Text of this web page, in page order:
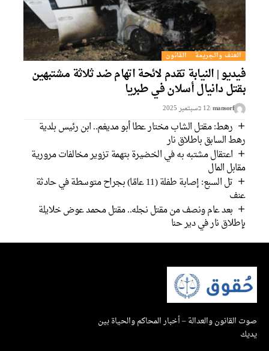
العنف والجريمة القانون
فيديو | النيابة تقدم لائحة اتهام ضد ثلاثة مشتبهين
بقتل دانيال أسلان في طبريا
mansorf 12 בسبتمبر 2025
رهط: مقتل الشاب مختار عطا أبو مديغم.. ابن رئيس بلدية
رهط السابق باطلاق نار
اعتقال مشتبه به في الخضيرة بتهمة تزوير مخالفات مرورية
مقابل المال
تل السبع: إصابة طفلة (11 عامًا) بجراح متوسطة في حادثة
عنف
بعد عام ونصف من مقتل نجله.. مقتل محمد عوض خلايلة
بإطلاق نار في دير حنا
صوت القانون والعدالة – أخبار المحاكم والحياة بين
يديك